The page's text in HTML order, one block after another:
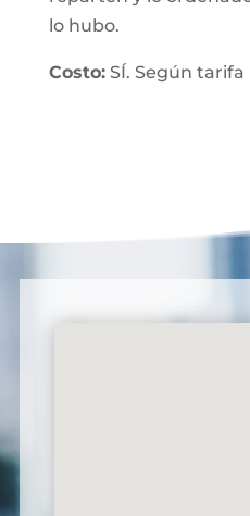
lo hubo.
Costo:SÍ. Según tarifa